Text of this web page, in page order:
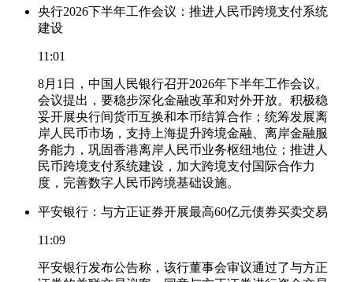
央行2026下半年工作会议：推进人民币跨境支付系统
建设
11:01
8月1日，中国人民银行召开2026年下半年工作会议。
会议提出，要稳步深化金融改革和对外开放。积极稳
妥开展央行间货币互换和本币结算合作；统筹发展离
岸人民币市场，支持上海提升跨境金融、离岸金融服
务能力，巩固香港离岸人民币业务枢纽地位；推进人
民币跨境支付系统建设，加大跨境支付国际合作力
度，完善数字人民币跨境基础设施。
平安银行：与方正证券开展最高60亿元债券买卖交易
11:09
平安银行发布公告称，该行董事会审议通过了与方正